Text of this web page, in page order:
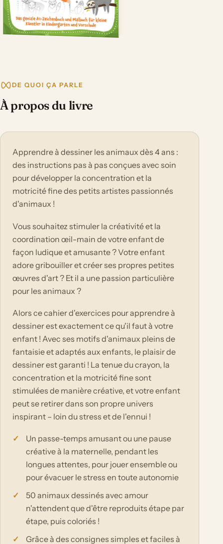
DE QUOI ÇA PARLE
À propos du livre
Apprendre à dessiner les animaux dès 4 ans :
des instructions pas à pas conçues avec soin
pour développer la concentration et la
motricité fine des petits artistes passionnés
d'animaux !
Vous souhaitez stimuler la créativité et la
coordination œil-main de votre enfant de
façon ludique et amusante ? Votre enfant
adore gribouiller et créer ses propres petites
œuvres d'art ? Et il a une passion particulière
pour les animaux ?
Alors ce cahier d'exercices pour apprendre à
dessiner est exactement ce qu'il faut à votre
enfant ! Avec ses motifs d'animaux pleins de
fantaisie et adaptés aux enfants, le plaisir de
dessiner est garanti ! La tenue du crayon, la
concentration et la motricité fine sont
stimulées de manière créative, et votre enfant
peut se retirer dans son propre univers
inspirant – loin du stress et de l'ennui !
Un passe-temps amusant ou une pause
créative à la maternelle, pendant les
longues attentes, pour jouer ensemble ou
pour évacuer le stress en toute autonomie
50 animaux dessinés avec amour
n'attendent que d'être reproduits étape par
étape, puis coloriés !
Grâce à des consignes simples et faciles à